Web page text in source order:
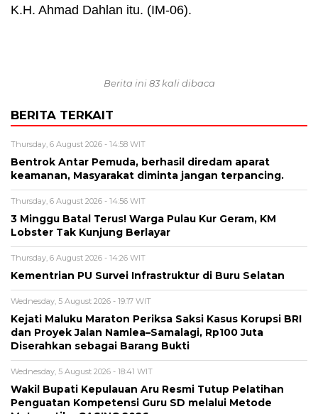
K.H. Ahmad Dahlan itu. (IM-06).
Berita ini 83 kali dibaca
BERITA TERKAIT
Thursday, 6 August 2026 - 14:58 WIT
Bentrok Antar Pemuda, berhasil diredam aparat
keamanan, Masyarakat diminta jangan terpancing.
Thursday, 6 August 2026 - 14:56 WIT
3 Minggu Batal Terus! Warga Pulau Kur Geram, KM
Lobster Tak Kunjung Berlayar
Thursday, 6 August 2026 - 14:26 WIT
Kementrian PU Survei Infrastruktur di Buru Selatan
Wednesday, 5 August 2026 - 19:17 WIT
Kejati Maluku Maraton Periksa Saksi Kasus Korupsi BRI
dan Proyek Jalan Namlea–Samalagi, Rp100 Juta
Diserahkan sebagai Barang Bukti
Wednesday, 5 August 2026 - 18:41 WIT
Wakil Bupati Kepulauan Aru Resmi Tutup Pelatihan
Penguatan Kompetensi Guru SD melalui Metode